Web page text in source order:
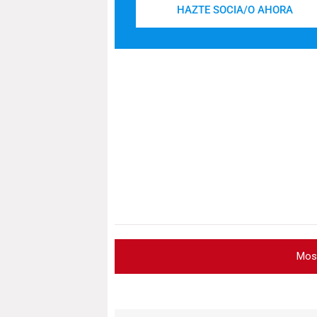
HAZTE SOCIA/O AHORA